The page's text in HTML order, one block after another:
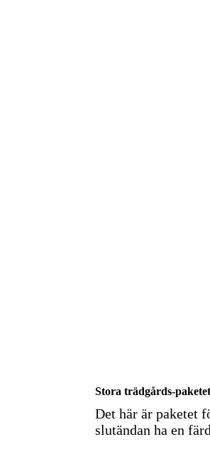
Stora trädgårds-paketet
Det här är paketet
slutändan ha en